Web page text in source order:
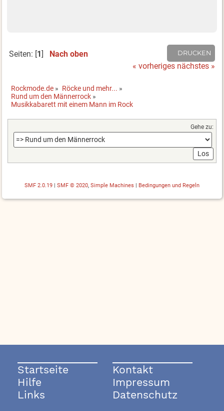
DRUCKEN
Seiten: [1] Nach oben
« vorheriges nächstes »
Rockmode.de » Röcke und mehr... »
Rund um den Männerrock »
Musikkabarett mit einem Mann im Rock
Gehe zu:
SMF 2.0.19 SMF © 2020, Simple Machines Bedingungen und Regeln
Startseite
Hilfe
Links
Kontakt
Impressum
Datenschutz